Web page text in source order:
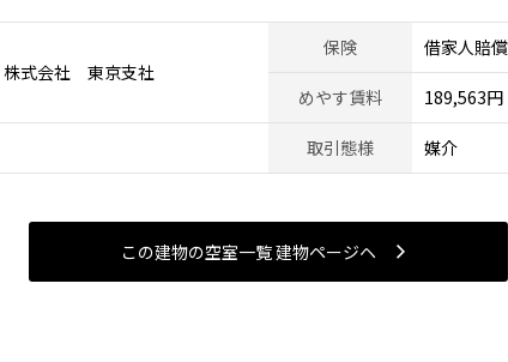
株式会社 東京支社
保険 借家人賠
めやす賃料 189,563円
取引態様 媒介
この建物の空室一覧 建物ページヘ